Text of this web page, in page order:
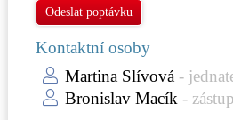
Odeslat poptávku
Kontaktní osoby
Martina Slívová -
Bronislav Macík -